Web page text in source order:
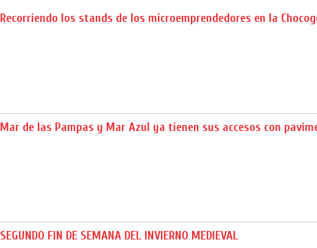
Recorriendo los stands de los microemprendedores en la
Mar de las Pampas y Mar Azul ya tienen sus accesos con
SEGUNDO FIN DE SEMANA DEL INVIERNO MEDIEVAL